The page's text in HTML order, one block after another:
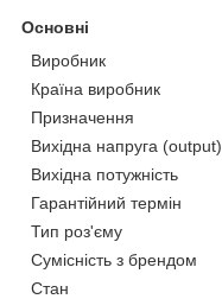
Основні
Виробник
Країна виробник
Призначення
Вихідна напруга (output)
Вихідна потужність
Гарантійний термін
Тип роз'єму
Сумісність з брендом
Стан